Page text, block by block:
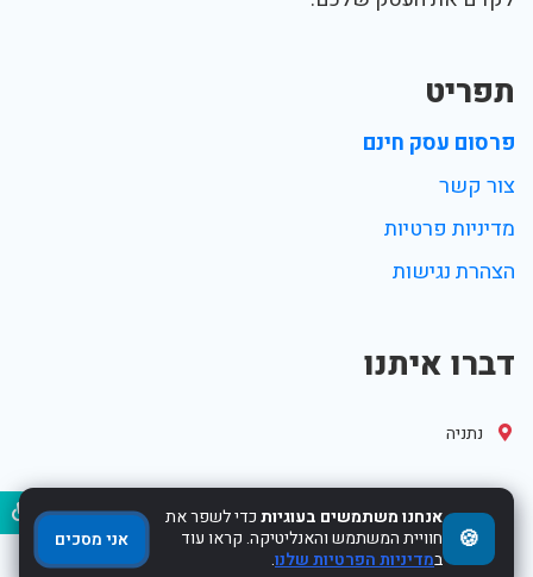
תפריט
פרסום עסק חינם
צור קשר
מדיניות פרטיות
הצהרת נגישות
דברו איתנו
נתניה
🍪
אנחנו משתמשים בעוגיותכדי לשפר את
חוויית המשתמש והאנליטיקה. קראו עוד
במדיניות הפרטיות שלנו.
אני מסכים